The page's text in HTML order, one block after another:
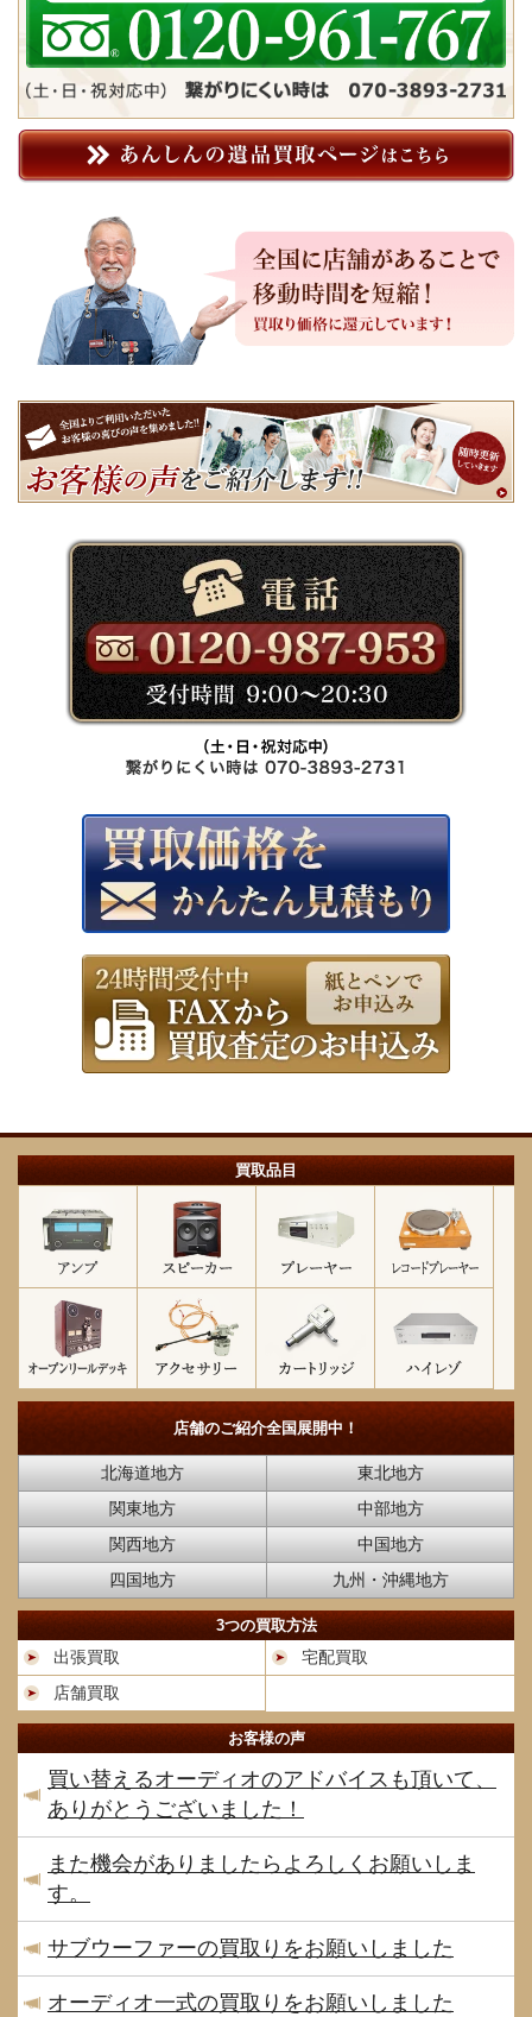
買取品目
店舗のご紹介全国展開中！
北海道地方
東北地方
関東地方
中部地方
関西地方
中国地方
四国地方
九州・沖縄地方
3つの買取方法
出張買取
宅配買取
店舗買取
お客様の声
買い替えるオーディオのアドバイスも頂いて、
ありがとうございました！
また機会がありましたらよろしくお願いしま
す。
サブウーファーの買取りをお願いしました
オーディオ一式の買取りをお願いしました